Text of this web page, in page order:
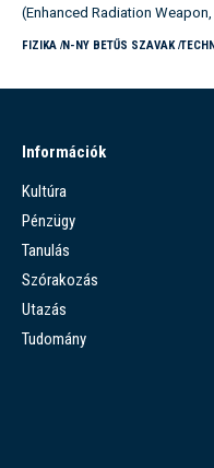
(Enhanced Radiation
FIZIKA N-NY BETŰS SZAVAK
Információk
Kultúra
Pénzügy
Tanulás
Szórakozás
Utazás
Tudomány